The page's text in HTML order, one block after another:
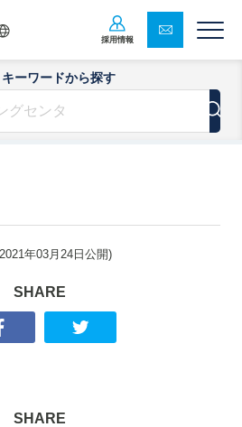
採用情報
ーワードから探す
年03月24日 公開)
SHARE
SHARE